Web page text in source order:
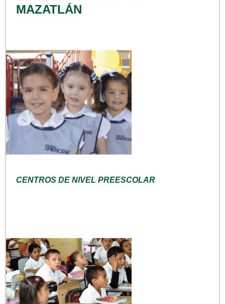
MAZATLÁN
CENTROS DE NIVEL PREESCOLAR